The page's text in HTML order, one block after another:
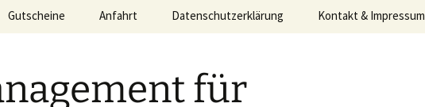
Gutscheine Anfahrt Datenschutzerklärung Kontakt & Impressum
für